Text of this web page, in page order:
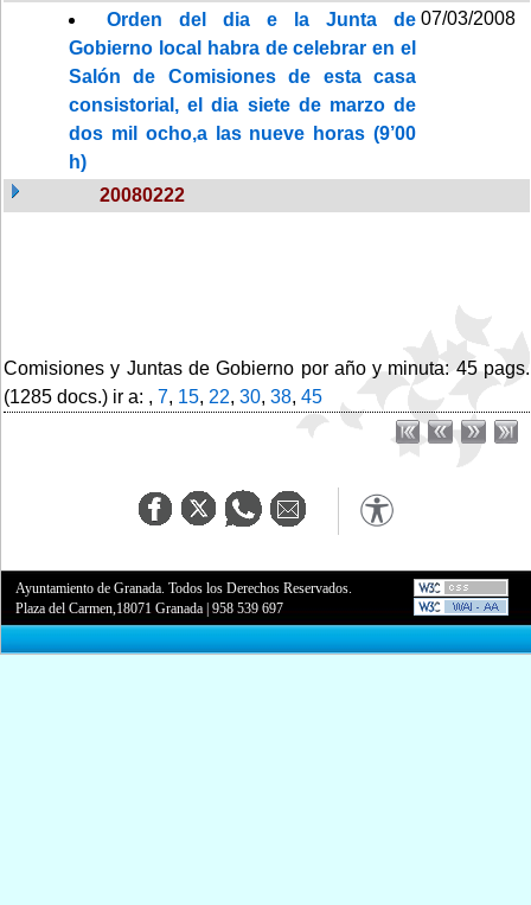
Orden del dia e la Junta de
Gobierno local habra de celebrar en el
Salón de Comisiones de esta casa
consistorial, el dia siete de marzo de
dos mil ocho,a las nueve horas (9’00
h)
07/03/2008
20080222
Comisiones y Juntas de Gobierno por año y minuta: 45 pags.
(1285 docs.) ir a: , 7, 15, 22, 30, 38, 45
Ayuntamiento de Granada. Todos los Derechos Reservados.
Plaza del Carmen,18071 Granada |958 539 697